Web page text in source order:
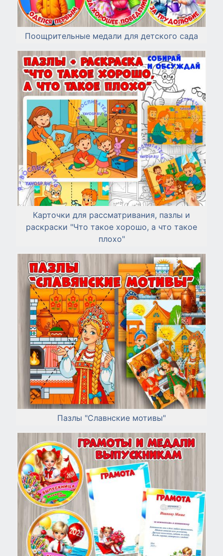
Поощрительные медали для детского сада
Карточки для рассматривания, пазлы и
раскраски "Что такое хорошо, а что такое
плохо"
Пазлы "Славнские мотивы"